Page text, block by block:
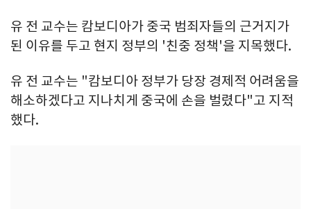
유 전 교수는 캄보디아가 중국 범죄자들의 근거지가
된 이유를 두고 현지 정부의 '친중 정책'을 지목했다.
유 전 교수는 "캄보디아 정부가 당장 경제적 어려움을
해소하겠다고 지나치게 중국에 손을 벌렸다"고 지적
했다.